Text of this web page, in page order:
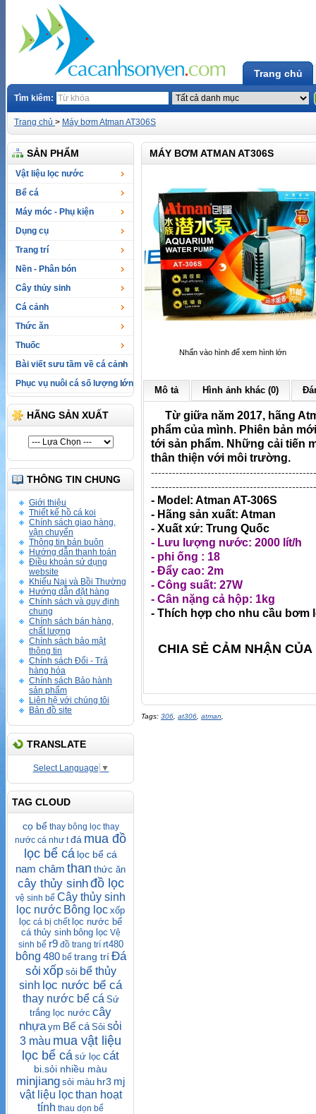
Trang chủ
Tìm kiêm:
Trang chủ > Máy bơm Atman AT306S
SẢN PHẨM
Vật liệu lọc nước
Bể cá
Máy móc - Phụ kiện
Dụng cụ
Trang trí
Nền - Phân bón
Cây thủy sinh
Cá cảnh
Thức ăn
Thuốc
Bài viết sưu tầm về cá cảnh
Phục vụ nuôi cá số lượng lớn
HÃNG SẢN XUẤT
THÔNG TIN CHUNG
Giới thiệu
Thiết kế hồ cá koi
Chính sách giao hàng,
vận chuyển
Thông tin bán buôn
Hướng dẫn thanh toán
Điều khoản sử dụng
website
Khiếu Nại và Bồi Thường
Hướng dẫn đặt hàng
Chính sách và quy định
chung
Chính sách bán hàng,
chất lượng
Chính sách bảo mật
thông tin
Chính sách Đổi - Trả
hàng hóa
Chính sách Bảo hành
sản phẩm
Liên hệ với chúng tôi
Bản đồ site
TRANSLATE
Select Language ▼
TAG CLOUD
cọ bể thay bông lọc thay
nước cá như t đá mua đồ
lọc bể cá lọc bể cá
nam châm than thức ăn
cây thủy sinhđồ lọc
vệ sinh bể Cây thủy sinh
lọc nước Bông lọc xốp
lọc cá bị chết lọc nước bể
cá thủy sinh bông lọc Vệ
sinh bể r9 đồ trang trí rt480
bông 480 bể trang trí Đá
sỏi xốp sỏi bể thủy
sinh lọc nước bể cá
thay nước bể cá Sứ
trắng lọc nước cây
nhựa ym Bể cá Sỏi sỏi
3 màu mua vật liệu
lọc bể cá sứ lọc cát
bi.sỏi nhiều màu
minjiang sỏi màu hr3 mj
vật liệu lọc than hoạt
tính thau dọn bể
MÁY BƠM ATMAN AT306S
Nhấn vào hình để xem hình lớn
Mô tả Hình ảnh khác (0)
Từ giữa năm 2017, hãng
phẩm của mình. Phiên bản
tới sản phẩm. Những cải tiến
thân thiện với môi trường.
- Model: Atman AT-306S
- Hãng sản xuất: Atman
- Xuất xứ: Trung Quốc
- Lưu lượng nước: 2000 lít/h
- phi ống : 18
- Đẩy cao: 2m
- Công suất: 27W
- Cân nặng cả hộp: 1kg
- Thích hợp cho nhu cầu bơm
CHIA SẺ CẢM NHẬN
Tags: 306 at306 atman